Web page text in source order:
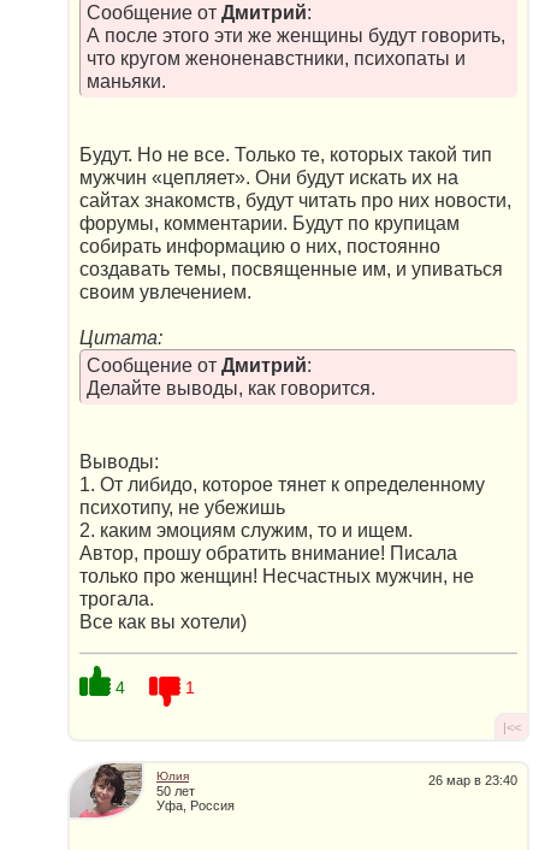
Сообщение от Дмитрий:
А после этого эти же женщины будут говорить,
что кругом женоненавстники, психопаты и
маньяки.
Будут. Но не все. Только те, которых такой тип
мужчин «цепляет». Они будут искать их на
сайтах знакомств, будут читать про них новости,
форумы, комментарии. Будут по крупицам
собирать информацию о них, постоянно
создавать темы, посвященные им, и упиваться
своим увлечением.
Цитата:
Сообщение от Дмитрий:
Делайте выводы, как говорится.
Выводы:
1. От либидо, которое тянет к определенному
психотипу, не убежишь
2. каким эмоциям служим, то и ищем.
Автор, прошу обратить внимание! Писала
только про женщин! Несчастных мужчин, не
трогала.
Все как вы хотели)
4 1
|<<
26 мар в 23:40
Юлия
50 лет
Уфа, Россия